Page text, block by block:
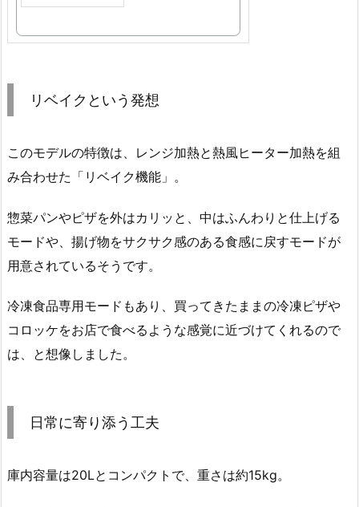
リベイクという発想
このモデルの特徴は、レンジ加熱と熱風ヒーター加熱を組
み合わせた「リベイク機能」。
惣菜パンやピザを外はカリッと、中はふんわりと仕上げる
モードや、揚げ物をサクサク感のある食感に戻すモードが
用意されているそうです。
冷凍食品専用モードもあり、買ってきたままの冷凍ピザや
コロッケをお店で食べるような感覚に近づけてくれるので
は、と想像しました。
日常に寄り添う工夫
庫内容量は20Lとコンパクトで、重さは約15kg。